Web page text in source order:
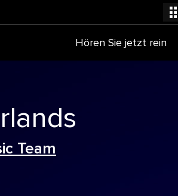
Team
Hören Sie jetzt rein